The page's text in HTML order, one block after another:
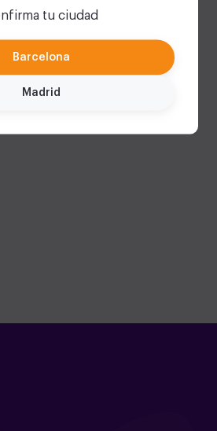
tu ciudad
Barcelona
Madrid